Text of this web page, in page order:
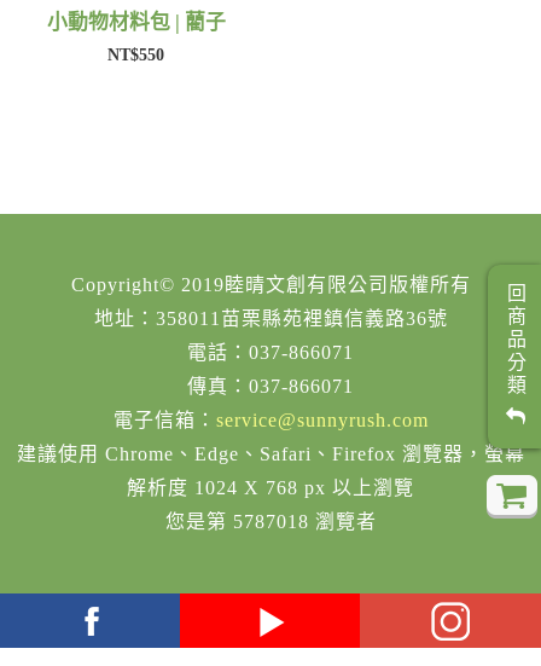
小動物材料包 | 藺子
NT$550
Copyright© 2019睦晴文創有限公司版權所有
地址：358011苗栗縣苑裡鎮信義路36號
電話：037-866071
傳真：037-866071
電子信箱： service@sunnyrush.com
建議使用 Chrome、Edge、Safari、Firefox 瀏覽器，螢幕
解析度 1024 X 768 px 以上瀏覽
您是第 5787018 瀏覽者
回商品分類